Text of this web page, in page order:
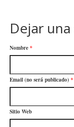
Dejar
Nombre*
Email (no será publicado) *
Sitio Web